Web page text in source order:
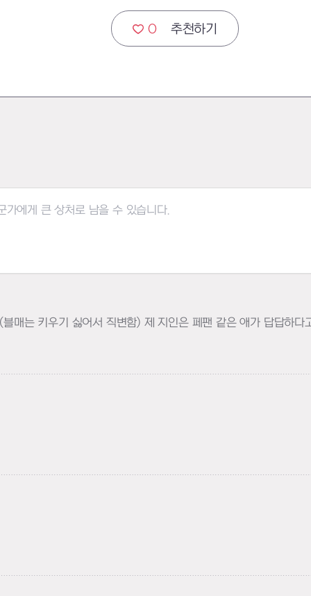
0 추천하기
매는 키우기 싫어서 직변함) 제 지인은 페팬 같은 애가 답답하다